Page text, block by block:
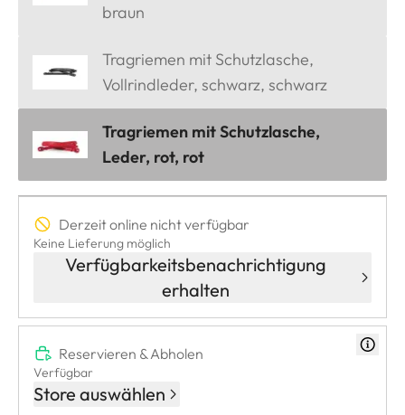
braun
Tragriemen mit Schutzlasche,
Vollrindleder, schwarz, schwarz
Tragriemen mit Schutzlasche,
Leder, rot, rot
Derzeit online nicht verfügbar
Keine Lieferung möglich
Verfügbarkeitsbenachrichtigung
erhalten
Reservieren & Abholen
Verfügbar
Store auswählen